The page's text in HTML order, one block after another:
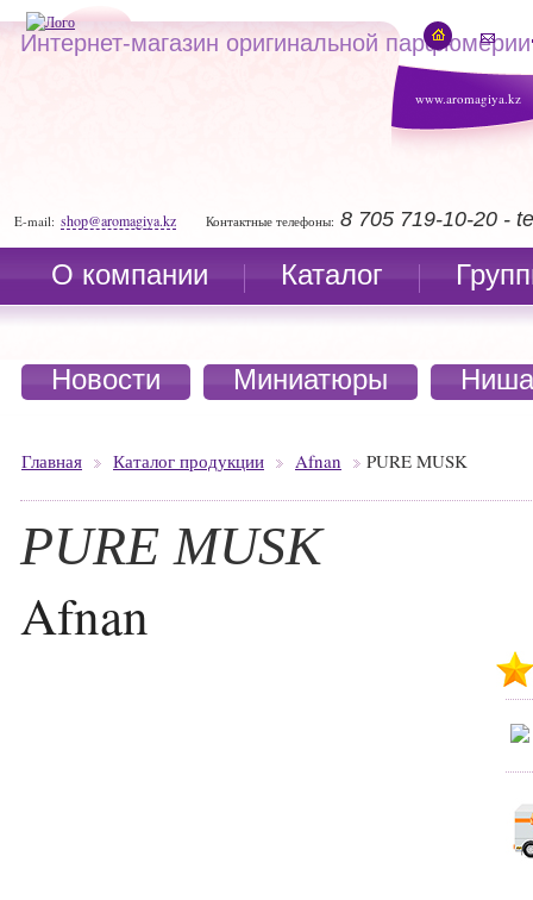
www.aromagiya.kz
Интернет-магазин оригинальной парфюмерии
E-mail: shop@aromagiya.kz Контактные телефоны: 8 705 719-10-20 -
О компании Каталог
Новости Миниатюры
Главная Каталог продукции Afnan PURE MUSK
PURE MUSK
Afnan